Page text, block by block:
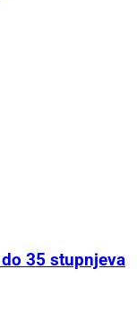
35 stupnjeva